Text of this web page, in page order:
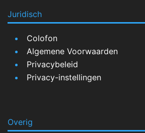
Juridisch
Colofon
Algemene Voorwaarden
Privacybeleid
Privacy-instellingen
Overig